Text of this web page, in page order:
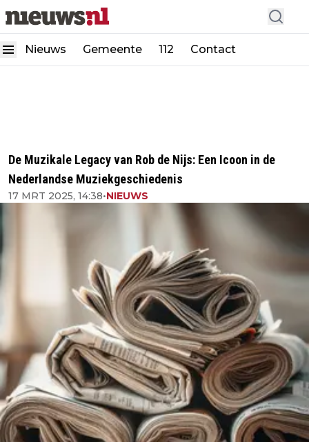
Nieuws Gemeente 112 Contact
De Muzikale Legacy van Rob de Nijs: Een Icoon in de
Nederlandse Muziekgeschiedenis
17 MRT 2025, 14:38•NIEUWS